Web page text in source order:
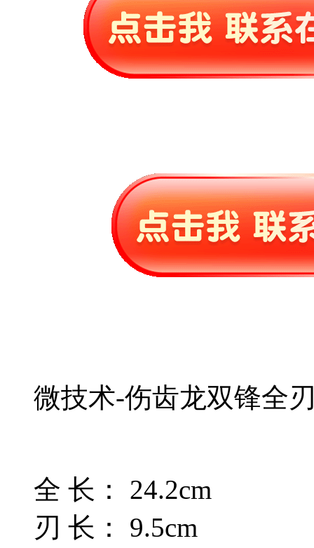
微技术-伤齿龙双锋全
全 长： 24.2cm
刃 长： 9.5cm